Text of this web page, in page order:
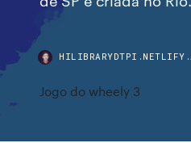
Jogo do wheely 3